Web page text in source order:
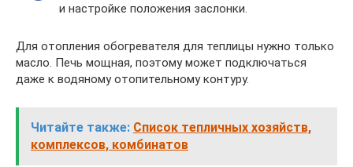
и настройке положения заслонки.
Для отопления обогревателя для теплицы нужно только
масло. Печь мощная, поэтому может подключаться
даже к водяному отопительному контуру.
Читайте также: Список тепличных хозяйств,
комплексов, комбинатов